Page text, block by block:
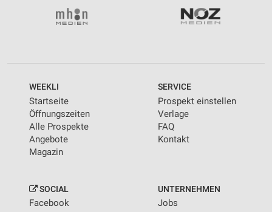
WEEKLI
Startseite
Öffnungszeiten
Alle Prospekte
Angebote
Magazin
SERVICE
Prospekt einstellen
Verlage
FAQ
Kontakt
SOCIAL
Facebook
UNTERNEHMEN
Jobs